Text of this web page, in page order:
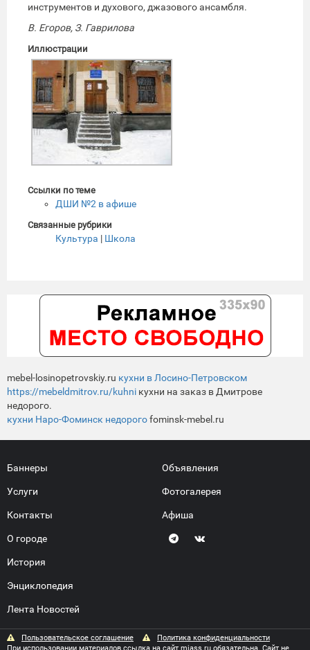
инструментов и духового, джазового ансамбля.
В. Егоров, З. Гаврилова
Иллюстрации
Ссылки по теме
ДШИ №2 в афише
Связанные рубрики
Культура | Школа
mebel-losinopetrovskiy.ru кухни в Лосино-Петровском
https://mebeldmitrov.ru/kuhni кухни на заказ в Дмитрове
недорого.
кухни Наро-Фоминск недорогоfominsk-mebel.ru
Баннеры
Услуги
Контакты
О городе
История
Энциклопедия
Лента Новостей
Объявления
Фотогалерея
Афиша
Пользовательское соглашение
Политика конфиденциальности
При использовании материалов ссылка на сайт miass.ru обязательна. Сайт не